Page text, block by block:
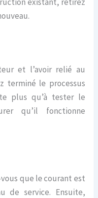
et l’avoir relié au
terminé le processus
plus qu’à tester le
qu’il fonctionne
que le courant est
de service. Ensuite,